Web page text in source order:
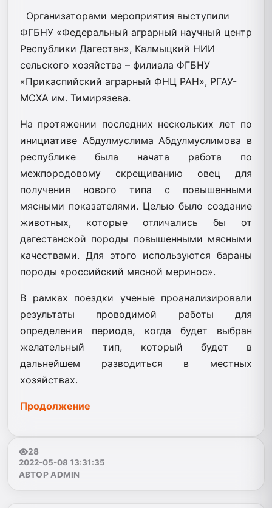
Организаторами мероприятия выступили
ФГБНУ «Федеральный аграрный научный центр
Республики Дагестан», Калмыцкий НИИ
сельского хозяйства – филиала ФГБНУ
«Прикаспийский аграрный ФНЦ РАН», РГАУ-
МСХА им. Тимирязева.
На протяжении последних нескольких лет по
инициативе Абдулмуслима Абдулмуслимова в
республике была начата работа по
межпородовому скрещиванию овец для
получения нового типа с повышенными
мясными показателями. Целью было создание
животных, которые отличались бы от
дагестанской породы повышенными мясными
качествами. Для этого используются бараны
породы «российский мясной меринос».
В рамках поездки ученые проанализировали
результаты проводимой работы для
определения периода, когда будет выбран
желательный тип, который будет в
дальнейшем разводиться в местных
хозяйствах.
Продолжение
28
2022-05-08 13:31:35
АВТОР ADMIN